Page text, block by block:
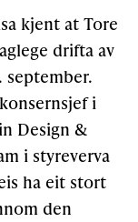
kjent at Tore
drifta av
september.
i
Design &
i styreverva
ha eit stort
den